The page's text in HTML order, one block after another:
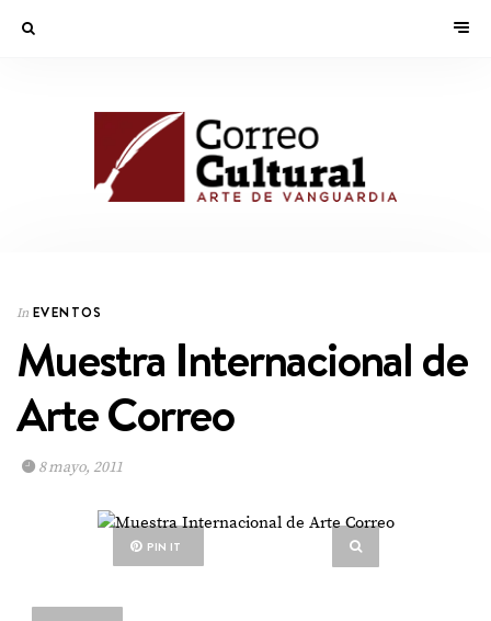
In EVENTOS
Muestra Internacional de
Arte Correo
8 mayo, 2011
PIN IT